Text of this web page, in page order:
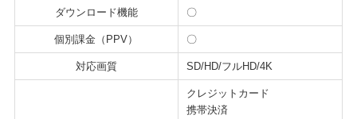
ダウンロード機能 〇
個別課金（PPV） 〇
対応画質 SD/HD/フルHD/4K
クレジットカード
携帯決済